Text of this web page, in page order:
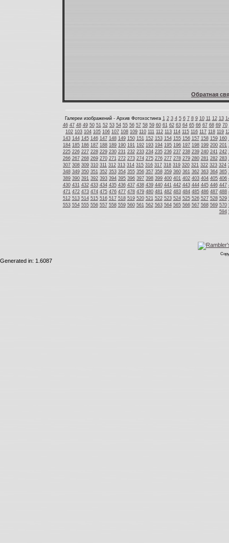
Обратная
Галереи изображений - Архив Фотохостинга 1 2 3 4 5 6 7 8 9 10 11 12 13
46 47 48 49 50 51 52 53 54 55 56 57 58 59 60 61 62 63 64 65 66 67 68 69 70
102 103 104 105 106 107 108 109 110 111 112 113 114 115 116 117 118 119
143 144 145 146 147 148 149 150 151 152 153 154 155 156 157 158 159 160
184 185 186 187 188 189 190 191 192 193 194 195 196 197 198 199 200 201
225 226 227 228 229 230 231 232 233 234 235 236 237 238 239 240 241 242
266 267 268 269 270 271 272 273 274 275 276 277 278 279 280 281 282 283
307 308 309 310 311 312 313 314 315 316 317 318 319 320 321 322 323 324
348 349 350 351 352 353 354 355 356 357 358 359 360 361 362 363 364 365
389 390 391 392 393 394 395 396 397 398 399 400 401 402 403 404 405 406
430 431 432 433 434 435 436 437 438 439 440 441 442 443 444 445 446 447
471 472 473 474 475 476 477 478 479 480 481 482 483 484 485 486 487 488
512 513 514 515 516 517 518 519 520 521 522 523 524 525 526 527 528 529
553 554 555 556 557 558 559 560 561 562 563 564 565 566 567 568 569 570
594
Generated in: 1.6087